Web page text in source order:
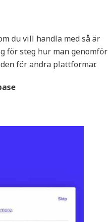
du vill handla med så är
för steg hur man genomför
för andra plattformar.